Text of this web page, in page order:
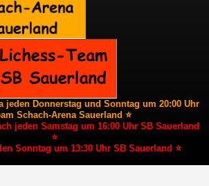
jeden Donnerstag und Sonntag um 20:00 Uhr
Schach-Arena Sauerland ⭐
jeden Samstag um 16:00 Uhr SB Sauerland
⭐
Sonntag um 13:30 Uhr SB Sauerland ⭐